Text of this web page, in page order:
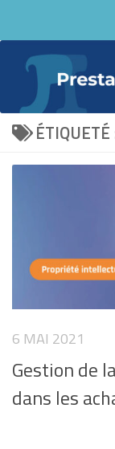
ÉTIQUETÉ
6 MAI 2021
Gestion de
dans les